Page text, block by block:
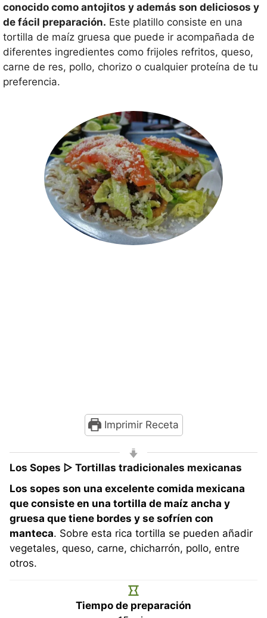
conocido como antojitos y además son deliciosos y
de fácil preparación. Este platillo consiste en una
tortilla de maíz gruesa que puede ir acompañada de
diferentes ingredientes como frijoles refritos, queso,
carne de res, pollo, chorizo o cualquier proteína de tu
preferencia.
Imprimir Receta
Los Sopes ▷ Tortillas tradicionales mexicanas
Los sopes son una excelente comida mexicana
que consiste en una tortilla de maíz ancha y
gruesa que tiene bordes y se sofríen con
manteca. Sobre esta rica tortilla se pueden añadir
vegetales, queso, carne, chicharrón, pollo, entre
otros.
Tiempo de preparación